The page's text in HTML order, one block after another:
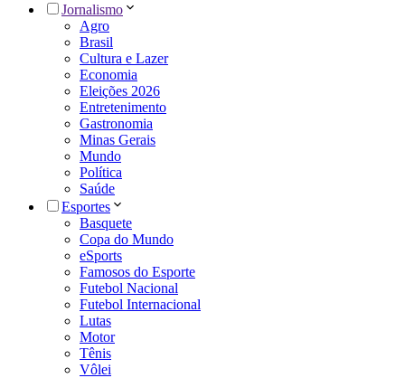
Jornalismo
Agro
Brasil
Cultura e Lazer
Economia
Eleições 2026
Entretenimento
Gastronomia
Minas Gerais
Mundo
Política
Saúde
Esportes
Basquete
Copa do Mundo
eSports
Famosos do Esporte
Futebol Nacional
Futebol Internacional
Lutas
Motor
Tênis
Vôlei